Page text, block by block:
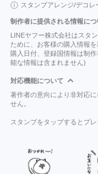
スタンプアレンジ/デコ
制作者に提供される情報につ
LINEヤフー株式会社はスタ
ために、お客様の購入情報を
購入日付、登録国情報は制
能な情報は含まれません)
対応機能について
著作者の意向により非対応
せん。
スタンプをタップするとプレ